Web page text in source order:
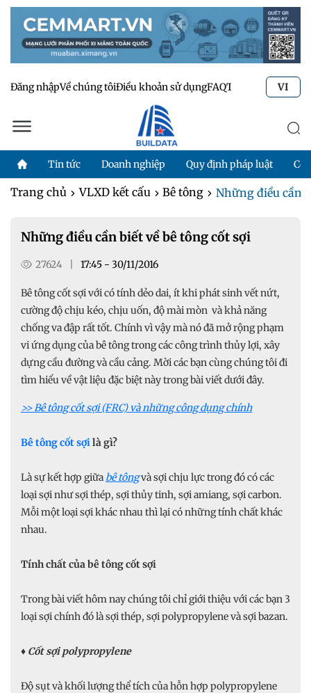
Đăng nhậpVề chúng tôiĐiều khoản sử dụngFAQTư vấn kỹ thuật
VI
Tin tức Doanh nghiệp Quy định pháp luật
Trang chủ VLXD kết cấu Bê tông Những điều cần
Những điều cần biết về bê tông cốt sợi
27624 17:45 - 30/11/2016
Bê tông cốt sợi với có tính dẻo dai, ít khi phát sinh vết nứt,
cường độ chịu kéo, chịu uốn, độ mài mòn và khả năng
chống va đập rất tốt. Chính vì vậy mà nó đã mở rộng phạm
vi ứng dụng của bê tông trong các công trình thủy lợi, xây
dựng cầu đường và cầu cảng. Mời các bạn cùng chúng tôi đi
tìm hiểu về vật liệu đặc biệt này trong bài viết dưới đây.
>> Bê tông cốt sợi (FRC) và những công dụng chính
Bê tông cốt sợilà gì?
Là sự kết hợp giữa bê tôngvà sợi chịu lực trong đó có các
loại sợi như sợi thép, sợi thủy tinh, sợi amiang, sợi carbon.
Mỗi một loại sợi khác nhau thì lại có những tính chất khác
nhau.
Tính chất của bê tông cốt sợi
Trong bài viết hôm nay chúng tôi chỉ giới thiệu với các bạn 3
loại sợi chính đó là sợi thép, sợi polypropylene và sợi bazan.
♦ Cốt sợi polypropylene
Độ sụt và khối lượng thể tích của hỗn hợp polypropylene